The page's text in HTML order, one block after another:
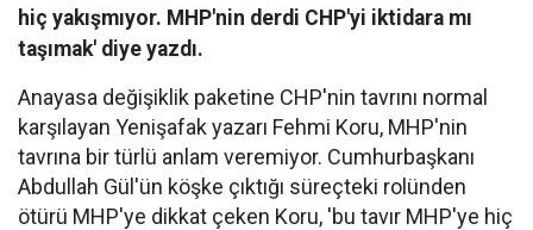
hiç yakışmıyor. MHP'nin derdi CHP'yi iktidara mı
taşımak' diye yazdı.
Anayasa değişiklik paketine CHP'nin tavrını normal
karşılayan Yenişafak yazarı Fehmi Koru, MHP'nin
tavrına bir türlü anlam veremiyor. Cumhurbaşkanı
Abdullah Gül'ün köşke çıktığı süreçteki rolünden
ötürü MHP'ye dikkat çeken Koru, 'bu tavır MHP'ye hiç